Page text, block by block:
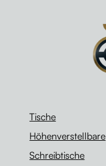
Tische
Höhenverstellbare
Schreibtische